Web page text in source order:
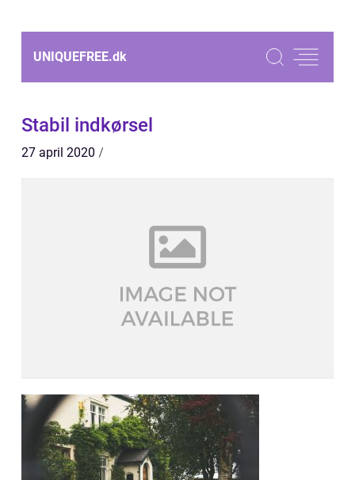
UNIQUEFREE.dk
Stabil indkørsel
27 april 2020